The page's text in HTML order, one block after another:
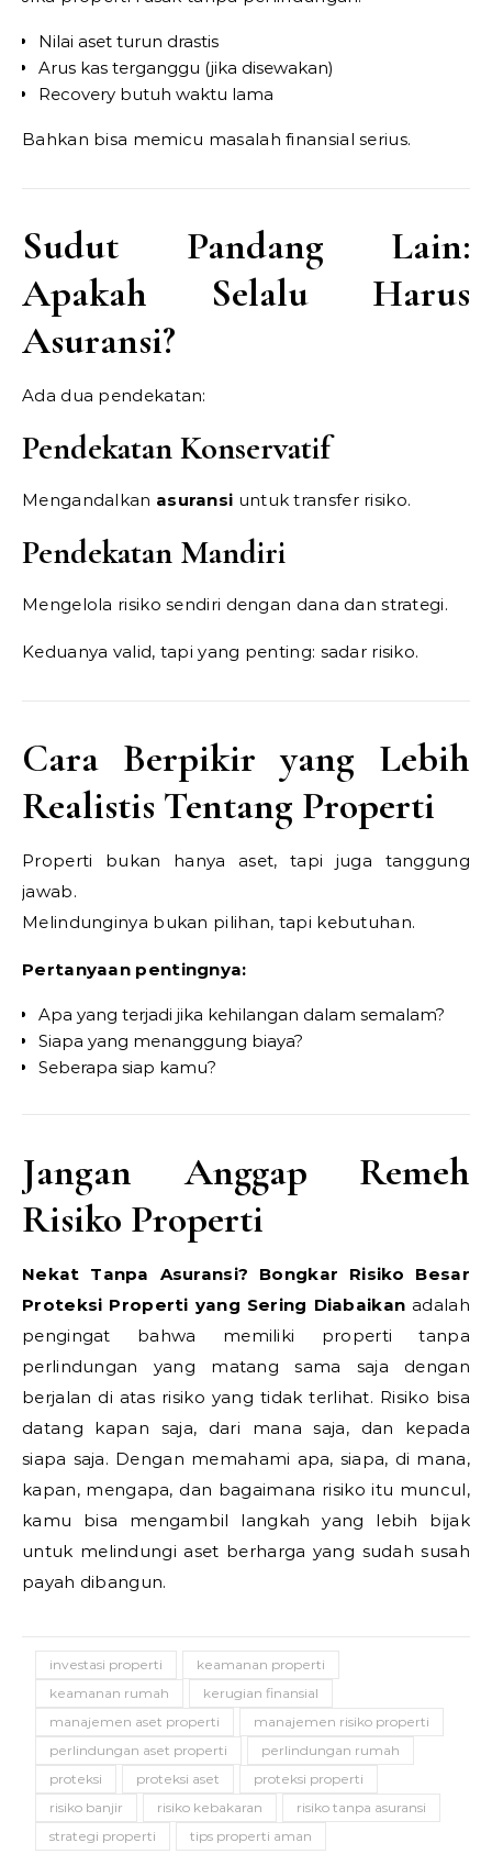
Nilai aset turun drastis
Arus kas terganggu (jika disewakan)
Recovery butuh waktu lama
Bahkan bisa memicu masalah finansial serius.
Sudut Pandang Lain:
Apakah Selalu Harus
Asuransi?
Ada dua pendekatan:
Pendekatan Konservatif
Mengandalkan asuransi untuk transfer risiko.
Pendekatan Mandiri
Mengelola risiko sendiri dengan dana dan strategi.
Keduanya valid, tapi yang penting: sadar risiko.
Cara Berpikir yang Lebih
Realistis Tentang Properti
Properti bukan hanya aset, tapi juga tanggung
jawab.
Melindunginya bukan pilihan, tapi kebutuhan.
Pertanyaan pentingnya:
Apa yang terjadi jika kehilangan dalam semalam?
Siapa yang menanggung biaya?
Seberapa siap kamu?
Jangan Anggap Remeh
Risiko Properti
Nekat Tanpa Asuransi? Bongkar Risiko Besar
Proteksi Properti yang Sering Diabaikan adalah
pengingat bahwa memiliki properti tanpa
perlindungan yang matang sama saja dengan
berjalan di atas risiko yang tidak terlihat. Risiko bisa
datang kapan saja, dari mana saja, dan kepada
siapa saja. Dengan memahami apa, siapa, di mana,
kapan, mengapa, dan bagaimana risiko itu muncul,
kamu bisa mengambil langkah yang lebih bijak
untuk melindungi aset berharga yang sudah susah
payah dibangun.
investasi properti
keamanan properti
keamanan rumah
kerugian finansial
manajemen aset properti
manajemen risiko properti
perlindungan aset properti
perlindungan rumah
proteksi
proteksi aset
proteksi properti
risiko banjir
risiko kebakaran
risiko tanpa asuransi
strategi properti
tips properti aman